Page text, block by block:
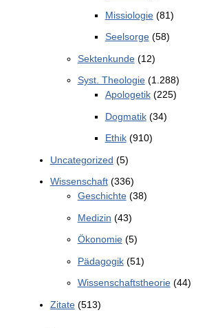
Missiologie(81)
Seelsorge(58)
Sektenkunde(12)
Syst. Theologie(1.288)
Apologetik(225)
Dogmatik(34)
Ethik(910)
Uncategorized (5)
Wissenschaft(336)
Geschichte(38)
Medizin (43)
Ökonomie(5)
Pädagogik(51)
Wissenschaftstheorie(44)
Zitate(513)